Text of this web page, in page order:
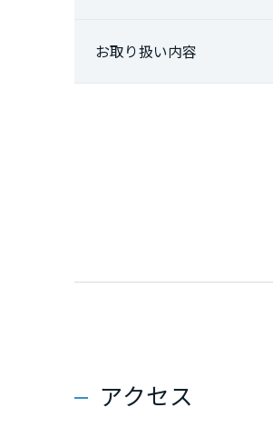
お取り扱い内容
アクセス